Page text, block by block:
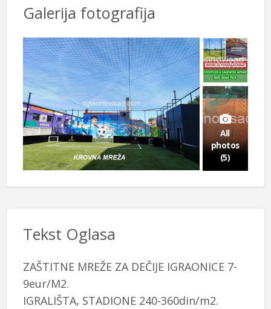
Galerija fotografija
All
photos
(5)
Tekst Oglasa
ZAŠTITNE MREŽE ZA DEČIJE IGRAONICE 7-
9eur/M2.
IGRALIŠTA, STADIONE 240-360din/m2.